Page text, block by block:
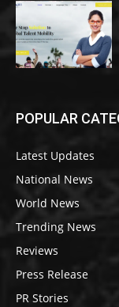
POPULAR
Latest Updates
National News
World News
Trending News
Reviews
Press Release
PR Stories